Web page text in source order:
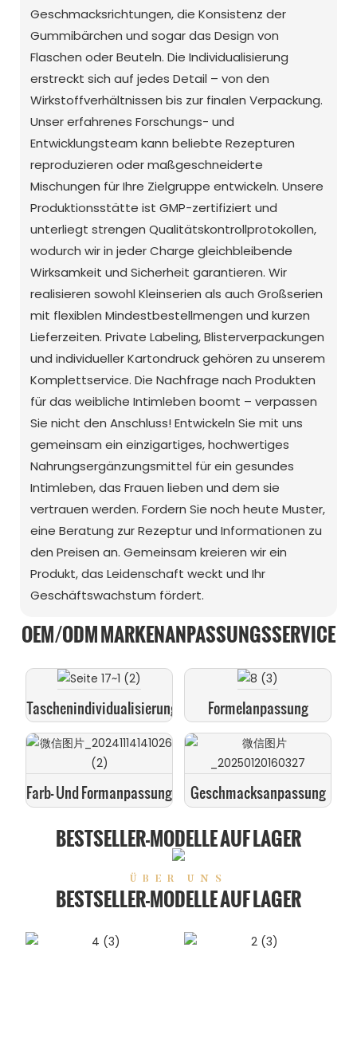
Geschmacksrichtungen, die Konsistenz der
Gummibärchen und sogar das Design von
Flaschen oder Beuteln. Die Individualisierung
erstreckt sich auf jedes Detail – von den
Wirkstoffverhältnissen bis zur finalen Verpackung.
Unser erfahrenes Forschungs- und
Entwicklungsteam kann beliebte Rezepturen
reproduzieren oder maßgeschneiderte
Mischungen für Ihre Zielgruppe entwickeln. Unsere
Produktionsstätte ist GMP-zertifiziert und
unterliegt strengen Qualitätskontrollprotokollen,
wodurch wir in jeder Charge gleichbleibende
Wirksamkeit und Sicherheit garantieren. Wir
realisieren sowohl Kleinserien als auch Großserien
mit flexiblen Mindestbestellmengen und kurzen
Lieferzeiten. Private Labeling, Blisterverpackungen
und individueller Kartondruck gehören zu unserem
Komplettservice. Die Nachfrage nach Produkten
für das weibliche Intimleben boomt – verpassen
Sie nicht den Anschluss! Entwickeln Sie mit uns
gemeinsam ein einzigartiges, hochwertiges
Nahrungsergänzungsmittel für ein gesundes
Intimleben, das Frauen lieben und dem sie
vertrauen werden. Fordern Sie noch heute Muster,
eine Beratung zur Rezeptur und Informationen zu
den Preisen an. Gemeinsam kreieren wir ein
Produkt, das Leidenschaft weckt und Ihr
Geschäftswachstum fördert.
OEM/ODM MARKENANPASSUNGSSERVICE
Taschenindividualisierung Formelanpassung
Farb- Und Formanpassung Geschmacksanpassung
BESTSELLER-MODELLE AUF LAGER
ÜBER UNS
BESTSELLER-MODELLE AUF LAGER